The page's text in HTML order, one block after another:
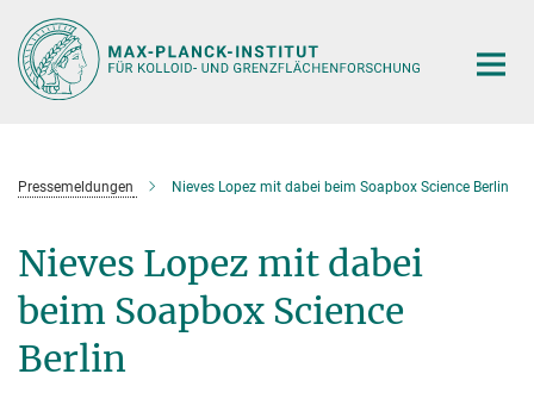
Hauptinhalt
Pressemeldungen Nieves Lopez mit dabei beim Soapbox Science Berlin
Nieves Lopez mit dabei
beim Soapbox Science
Berlin